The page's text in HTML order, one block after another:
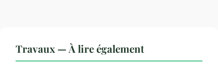
Travaux — À lire également